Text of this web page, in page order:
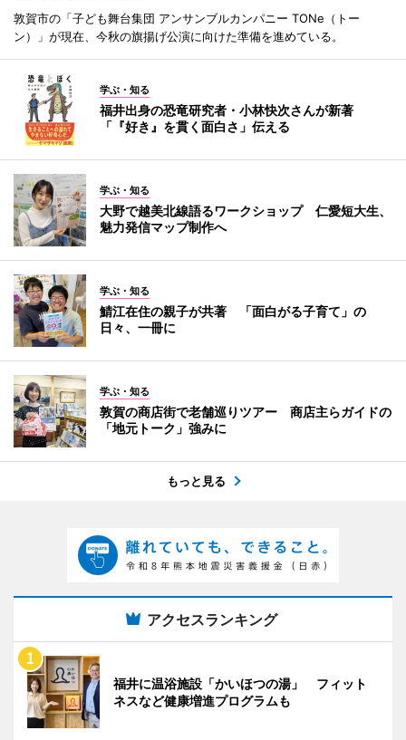
敦賀市の「子ども舞台集団 アンサンブルカンパニー TONe（トー
ン）」が現在、今秋の旗揚げ公演に向けた準備を進めている。
学ぶ・知る
福井出身の恐竜研究者・小林快次さんが新著
「『好き』を貫く面白さ」伝える
学ぶ・知る
大野で越美北線語るワークショップ 仁愛短大生、
魅力発信マップ制作へ
学ぶ・知る
鯖江在住の親子が共著 「面白がる子育て」の
日々、一冊に
学ぶ・知る
敦賀の商店街で老舗巡りツアー 商店主らガイドの
「地元トーク」強みに
もっと見る
アクセスランキング
福井に温浴施設「かいほつの湯」 フィット
ネスなど健康増進プログラムも